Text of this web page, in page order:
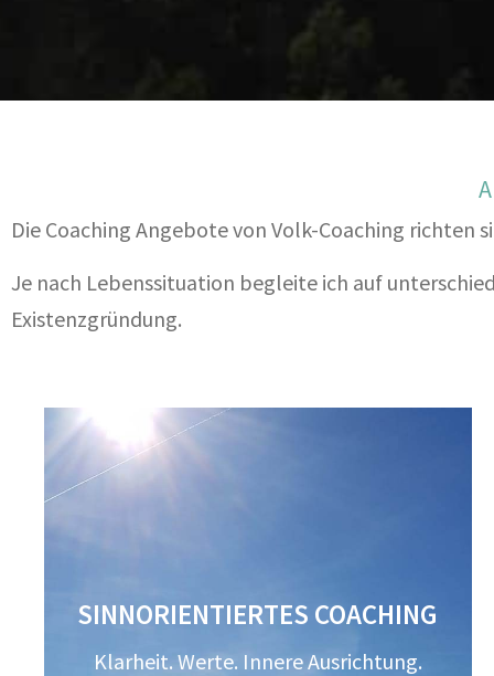
Die Coaching Angebote von Volk-Coaching richten
Je nach Lebenssituation begleite ich auf
Existenzgründung.
SINNORIENTIERTES COACHING
Klarheit. Werte. Innere Ausrichtung.